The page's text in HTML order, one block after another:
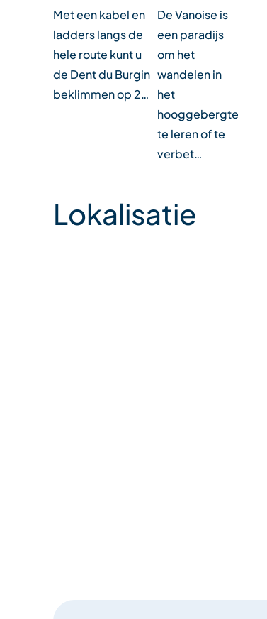
Met een kabel en
ladders langs de
hele route kunt u
de Dent du Burgin
beklimmen op 2…
De Vanoise is
een paradijs
om het
wandelen in
het
hooggebergte
te leren of te
verbet…
Lokalisatie